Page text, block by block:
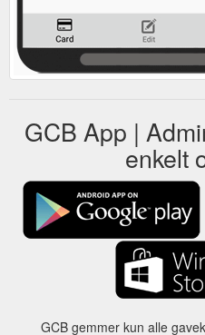
GCB App |
enkelt
GCB gemmer kun alle